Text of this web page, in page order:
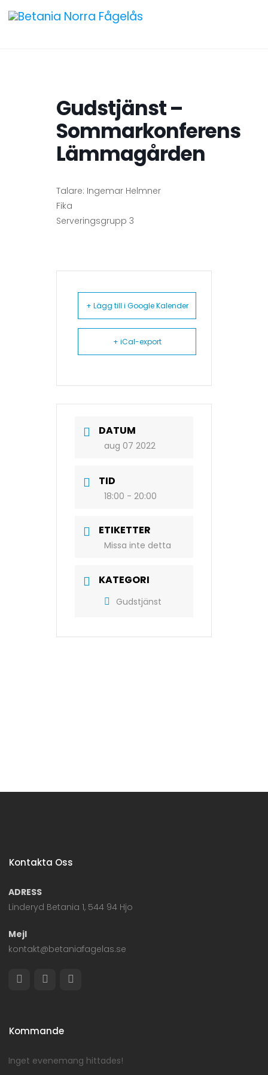
Gudstjänst –
Sommarkonferens
Lämmagården
Talare: Ingemar Helmner
Fika
Serveringsgrupp 3
+ Lägg till i Google Kalender
+ iCal-export
DATUM
aug 07 2022
TID
18:00 - 20:00
ETIKETTER
Missa inte detta
KATEGORI
Gudstjänst
Kontakta Oss
ADRESS
Linderyd Betania 1, 544 94 Hjo
Mejl
kontakt@betaniafagelas.se
Kommande
Inget evenemang hittades!